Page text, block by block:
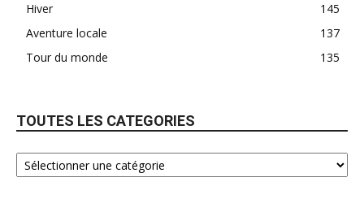
Hiver
145
Aventure locale
137
Tour du monde
135
TOUTES LES CATEGORIES